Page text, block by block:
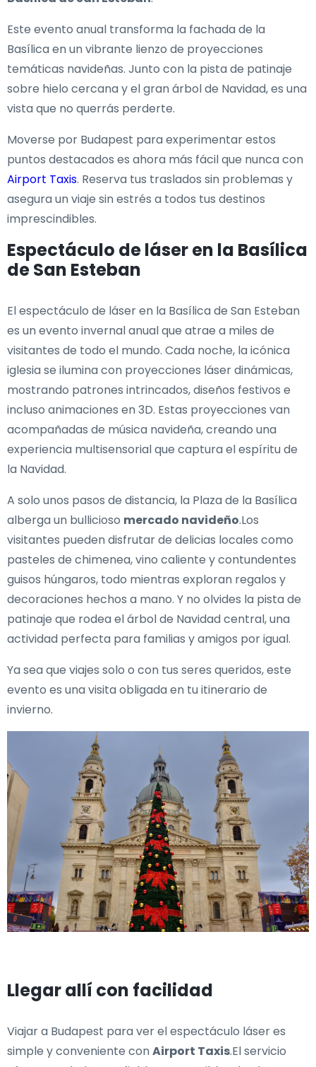
Este evento anual transforma la fachada de la
Basílica en un vibrante lienzo de proyecciones
temáticas navideñas. Junto con la pista de patinaje
sobre hielo cercana y el gran árbol de Navidad, es una
vista que no querrás perderte.
Moverse por Budapest para experimentar estos
puntos destacados es ahora más fácil que nunca con
Airport Taxis. Reserva tus traslados sin problemas y
asegura un viaje sin estrés a todos tus destinos
imprescindibles.
Espectáculo de láser en la Basílica
de San Esteban
El espectáculo de láser en la Basílica de San Esteban
es un evento invernal anual que atrae a miles de
visitantes de todo el mundo. Cada noche, la icónica
iglesia se ilumina con proyecciones láser dinámicas,
mostrando patrones intrincados, diseños festivos e
incluso animaciones en 3D. Estas proyecciones van
acompañadas de música navideña, creando una
experiencia multisensorial que captura el espíritu de
la Navidad.
A solo unos pasos de distancia, la Plaza de la Basílica
alberga un bullicioso mercado navideño.Los
visitantes pueden disfrutar de delicias locales como
pasteles de chimenea, vino caliente y contundentes
guisos húngaros, todo mientras exploran regalos y
decoraciones hechos a mano. Y no olvides la pista de
patinaje que rodea el árbol de Navidad central, una
actividad perfecta para familias y amigos por igual.
Ya sea que viajes solo o con tus seres queridos, este
evento es una visita obligada en tu itinerario de
invierno.
Llegar allí con facilidad
Viajar a Budapest para ver el espectáculo láser es
simple y conveniente conAirport Taxis.El servicio